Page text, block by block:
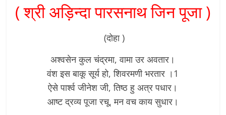
( श्री अड़िन्दा पारसनाथ जिन पूजा )
(दोहा )
अश्वसेन कुल चंद्रमा, वामा उर अवतार।
वंश इस बाकू सूर्य हो, शिवरमणी भरतार ।1
ऐसे पार्श्व जीनेश जी, तिष्ठ हु अत्र पधार।
आष्ट द्रव्य पूजा रचू, मन वच काय सुधार।